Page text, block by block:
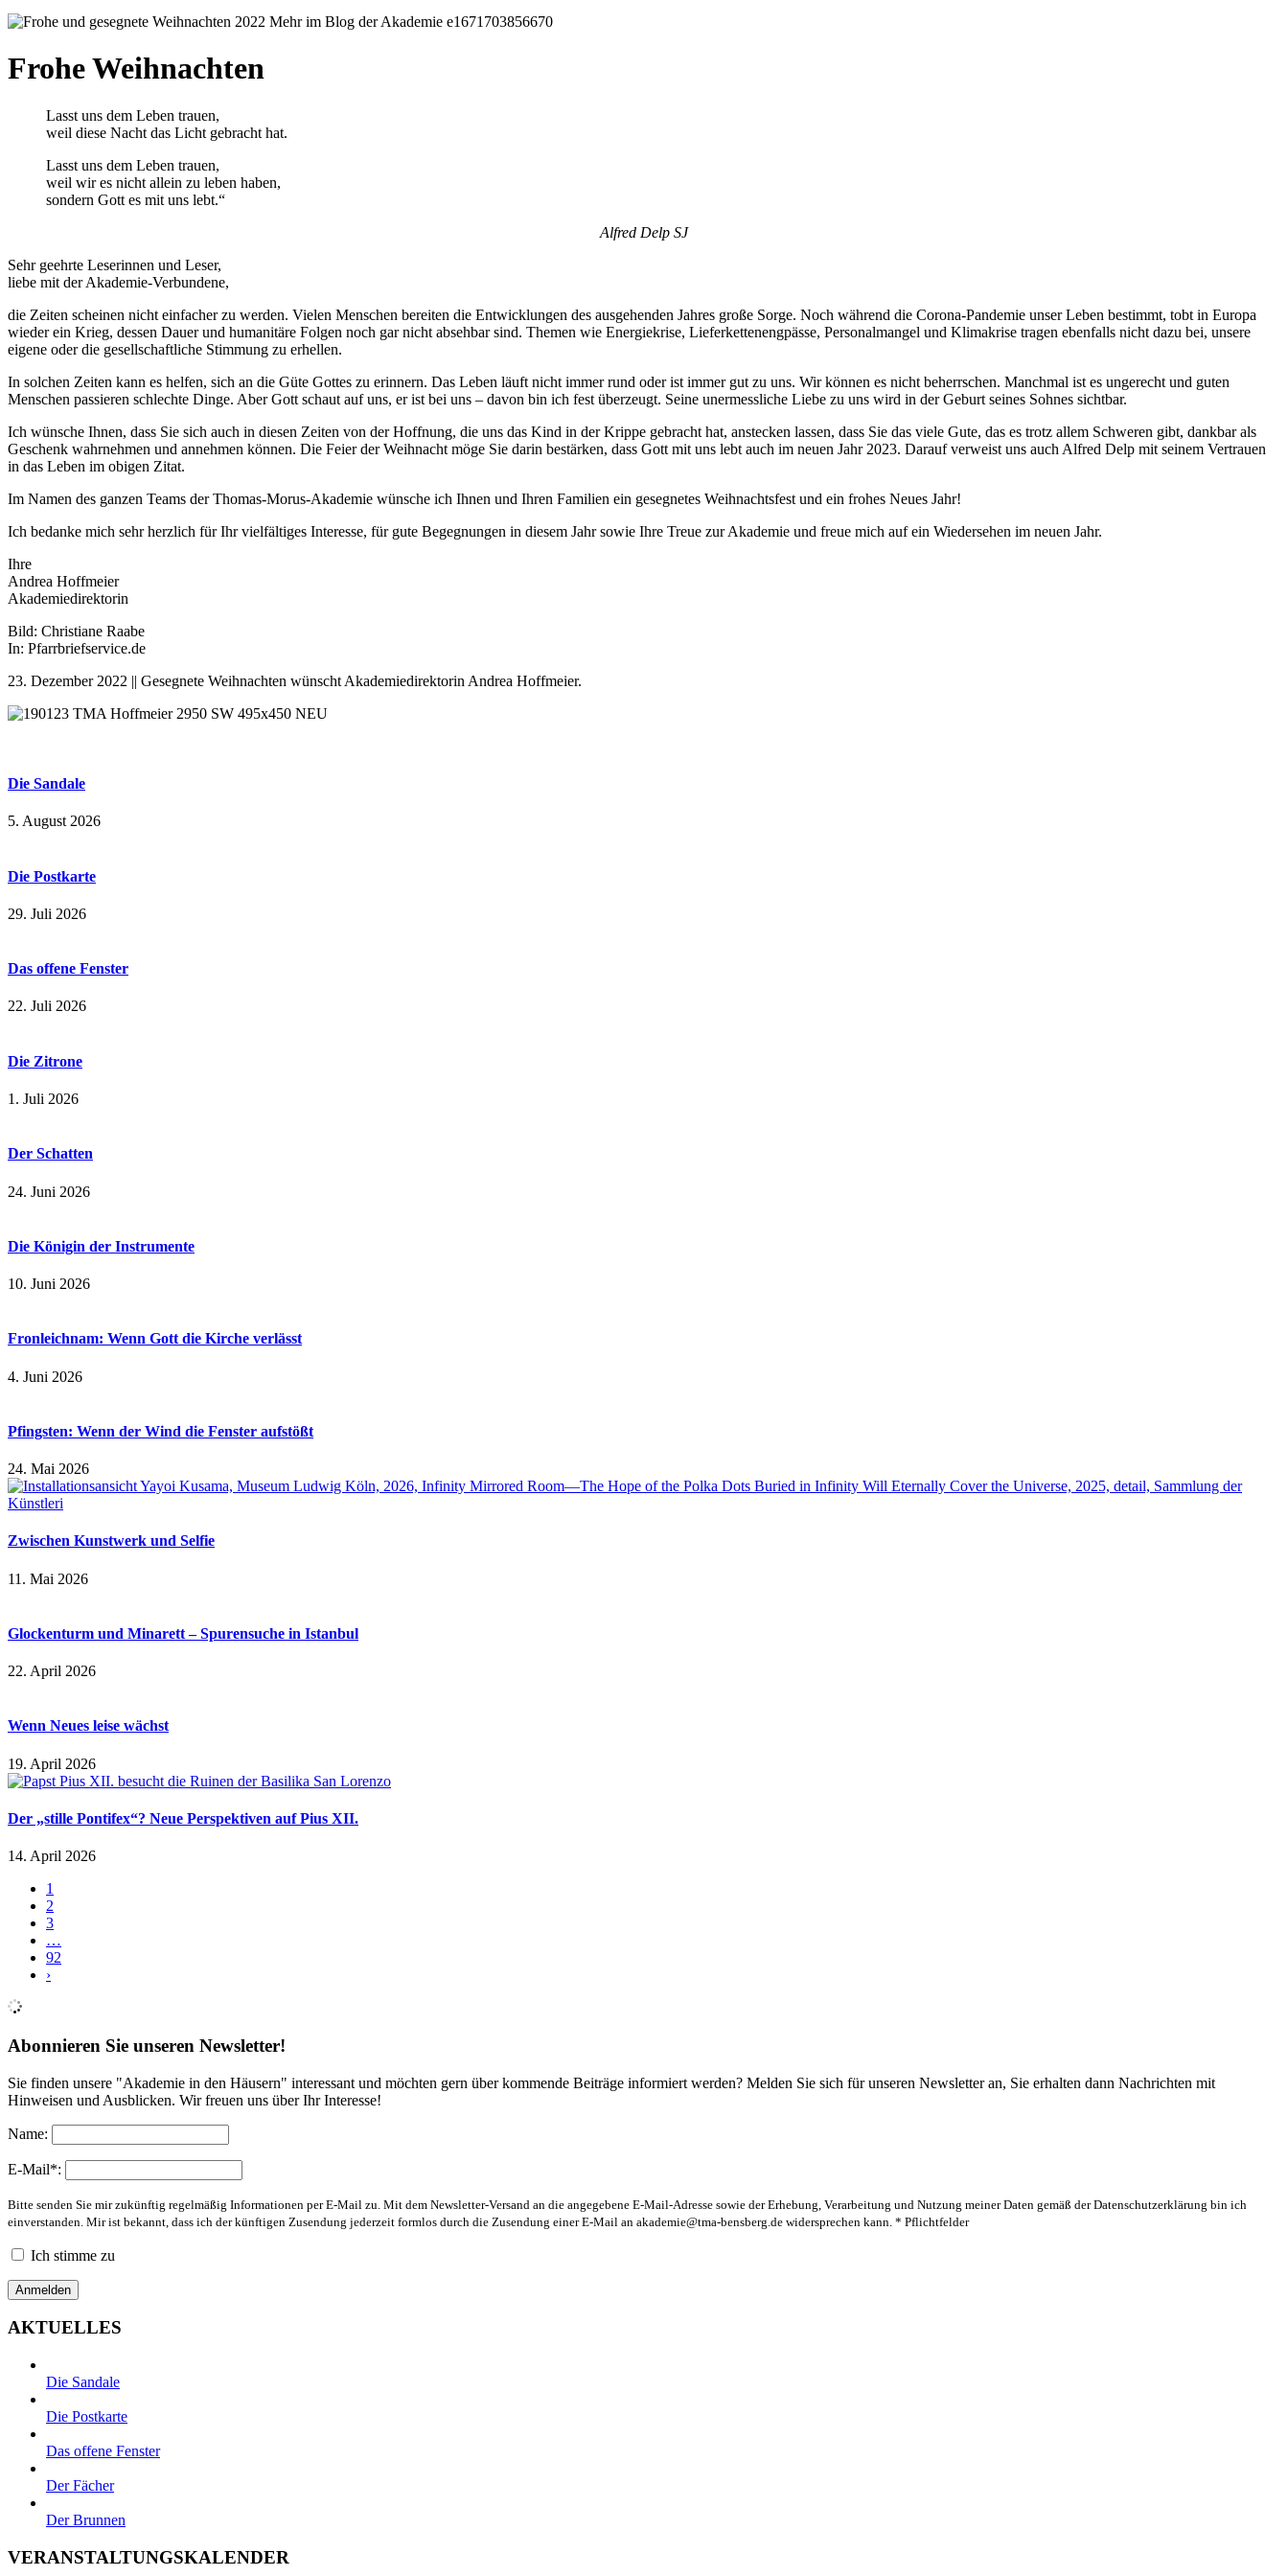
Frohe Weihnachten
Lasst uns dem Leben trauen,
weil diese Nacht das Licht gebracht hat.
Lasst uns dem Leben trauen,
weil wir es nicht allein zu leben haben,
sondern Gott es mit uns lebt.“
Alfred Delp SJ
Sehr geehrte Leserinnen und Leser,
liebe mit der Akademie-Verbundene,
die Zeiten scheinen nicht einfacher zu werden. Vielen Menschen bereiten die Entwicklungen des ausgehenden Jahres große Sorge. Noch während die Corona-Pandemie unser Leben bestimmt, tobt in Europa
wieder ein Krieg, dessen Dauer und humanitäre Folgen noch gar nicht absehbar sind. Themen wie Energiekrise, Lieferkettenengpässe, Personalmangel und Klimakrise tragen ebenfalls nicht dazu bei, unsere
eigene oder die gesellschaftliche Stimmung zu erhellen.
In solchen Zeiten kann es helfen, sich an die Güte Gottes zu erinnern. Das Leben läuft nicht immer rund oder ist immer gut zu uns. Wir können es nicht beherrschen. Manchmal ist es ungerecht und guten
Menschen passieren schlechte Dinge. Aber Gott schaut auf uns, er ist bei uns – davon bin ich fest überzeugt. Seine unermessliche Liebe zu uns wird in der Geburt seines Sohnes sichtbar.
Ich wünsche Ihnen, dass Sie sich auch in diesen Zeiten von der Hoffnung, die uns das Kind in der Krippe gebracht hat, anstecken lassen, dass Sie das viele Gute, das es trotz allem Schweren gibt, dankbar als
Geschenk wahrnehmen und annehmen können. Die Feier der Weihnacht möge Sie darin bestärken, dass Gott mit uns lebt auch im neuen Jahr 2023. Darauf verweist uns auch Alfred Delp mit seinem Vertrauen
in das Leben im obigen Zitat.
Im Namen des ganzen Teams der Thomas-Morus-Akademie wünsche ich Ihnen und Ihren Familien ein gesegnetes Weihnachtsfest und ein frohes Neues Jahr!
Ich bedanke mich sehr herzlich für Ihr vielfältiges Interesse, für gute Begegnungen in diesem Jahr sowie Ihre Treue zur Akademie und freue mich auf ein Wiedersehen im neuen Jahr.
Ihre
Andrea Hoffmeier
Akademiedirektorin
Bild: Christiane Raabe
In: Pfarrbriefservice.de
23. Dezember 2022 || Gesegnete Weihnachten wünscht Akademiedirektorin Andrea Hoffmeier.
Die Sandale
5. August 2026
Die Postkarte
29. Juli 2026
Das offene Fenster
22. Juli 2026
Die Zitrone
1. Juli 2026
Der Schatten
24. Juni 2026
Die Königin der Instrumente
10. Juni 2026
Fronleichnam: Wenn Gott die Kirche verlässt
4. Juni 2026
Pfingsten: Wenn der Wind die Fenster aufstößt
24. Mai 2026
Zwischen Kunstwerk und Selfie
11. Mai 2026
Glockenturm und Minarett – Spurensuche in Istanbul
22. April 2026
Wenn Neues leise wächst
19. April 2026
Der „stille Pontifex“? Neue Perspektiven auf Pius XII.
14. April 2026
1
2
3
…
92
›
Abonnieren Sie unseren Newsletter!
Sie finden unsere "Akademie in den Häusern" interessant und möchten gern über kommende Beiträge informiert werden? Melden Sie sich für unseren Newsletter an, Sie erhalten dann Nachrichten mit
Hinweisen und Ausblicken. Wir freuen uns über Ihr Interesse!
Name:
E-Mail*:
Bitte senden Sie mir zukünftig regelmäßig Informationen per E-Mail zu. Mit dem Newsletter-Versand an die angegebene E-Mail-Adresse sowie der Erhebung, Verarbeitung und Nutzung meiner Daten gemäß der Datenschutzerklärung bin ich
einverstanden. Mir ist bekannt, dass ich der künftigen Zusendung jederzeit formlos durch die Zusendung einer E-Mail an akademie@tma-bensberg.de widersprechen kann. * Pflichtfelder
Ich stimme zu
AKTUELLES
Die Sandale
Die Postkarte
Das offene Fenster
Der Fächer
Der Brunnen
VERANSTALTUNGSKALENDER